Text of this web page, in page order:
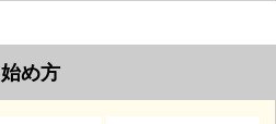
始め方